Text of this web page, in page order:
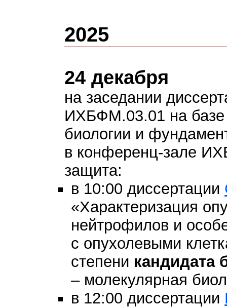
2025
24 декабря
на заседании
ИХБФМ.03.01 на базе
биологии и
в конференц-зале
защита:
в 10:00 диссертации
«Характеризация
нейтрофилов и
с опухолевыми
степени кандидата
– молекулярная
в 12:00 диссертации